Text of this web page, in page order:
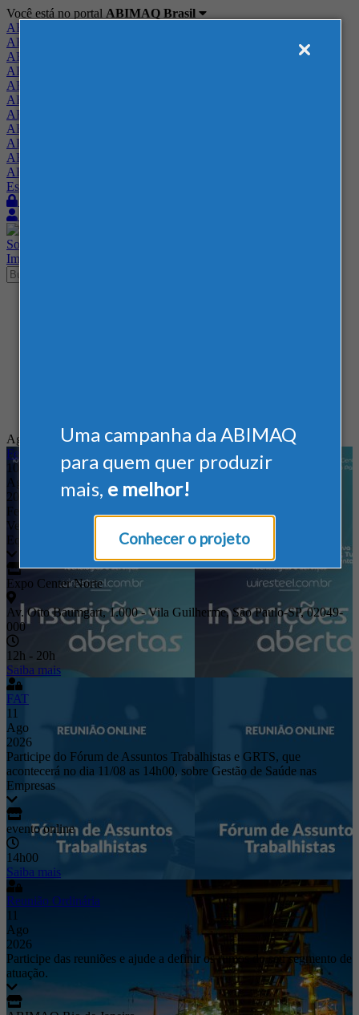
Uma campanha da ABIMAQ
para quem quer produzir
mais, e melhor!
Conhecer o projeto
Você está no portal ABIMAQ Brasil
ABIMAQ Brasil
ABIMAQ Minas Gerais
ABIMAQ Norte-Nordeste
ABIMAQ Paraná
ABIMAQ Piracicaba
ABIMAQ Ribeirão Preto
ABIMAQ Rio de Janeiro
ABIMAQ Rio Grande do Sul
ABIMAQ Santa Catarina
ABIMAQ São Paulo
ABIMAQ Vale do Paraíba
Escritório de Relações Governamentais
Sobre
Imprensa
Agenda
Feira Nacional
10
Ago
2026
Feira Internacional da Cadeia Produtiva de Arames, Fios, Cabos,
Vergalhões + Aços, Tubos, Perfis, Chapas, Máquinas,
Equipamentos, Tecnologias e Serviços
Expo Center Norte
Av. Otto Baumgart, 1.000 - Vila Guilherme, São Paulo-SP, 02049-
000
12h - 20h
Saiba mais
FAT
11
Ago
2026
Participe do Fórum de Assuntos Trabalhistas e GRTS, que
acontecerá no dia 11/08 as 14h00, sobre Gestão de Saúde nas
Empresas
evento online
14h00
Saiba mais
Reunião Ordinária
11
Ago
2026
Participe das reuniões e ajude a definir os rumos do seu segmento de
atuação.